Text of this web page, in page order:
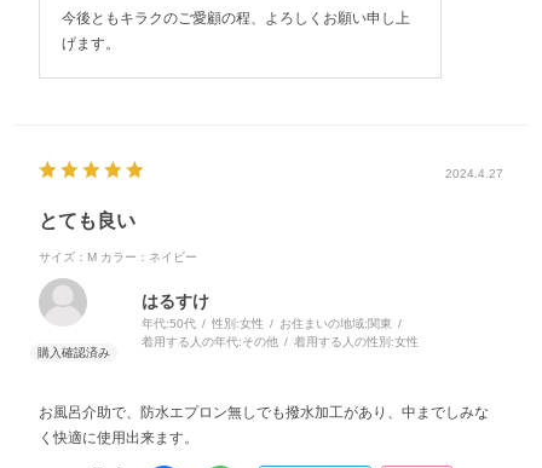
今後ともキラクのご愛顧の程、よろしくお願い申し上
げます。
2024.4.27
とても良い
サイズ：M カラー：ネイビー
はるすけ
年代:50代 性別:女性 お住まいの地域:関東
着用する人の年代:その他 着用する人の性別:女性
お風呂介助で、防水エプロン無しでも撥水加工があり、中までしみな
く快適に使用出来ます。